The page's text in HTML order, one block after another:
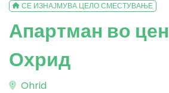
СЕ ИЗНАЈМУВА ЦЕЛО СМЕСТУВАЊЕ
Апартман во
Охрид
Ohrid